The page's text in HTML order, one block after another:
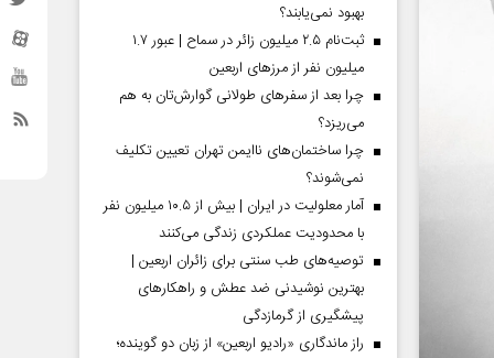
بهبود نمی‌یابند؟
ثبت‌نام ۲.۵ میلیون زائر در سماح | عبور ۱.۷
میلیون نفر از مرز‌های اربعین
چرا بعد از سفرهای طولانی گوارش‌تان به هم
می‌ریزد؟
چرا ساختمان‌های ناایمن تهران تعیین تکلیف
نمی‌شوند؟
آمار معلولیت در ایران | بیش از ۱۰.۵ میلیون نفر
با محدودیت عملکردی زندگی می‌کنند
توصیه‌های طب سنتی برای زائران اربعین |
بهترین نوشیدنی ضد عطش و راهکارهای
پیشگیری از گرمازدگی
راز ماندگاری «رادیو اربعین» از زبان دو گوینده؛